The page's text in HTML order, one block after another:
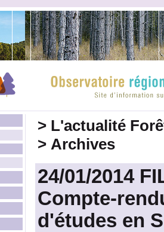
> L'actualité
> Archives
24/01/2014
Compte-
d'études en